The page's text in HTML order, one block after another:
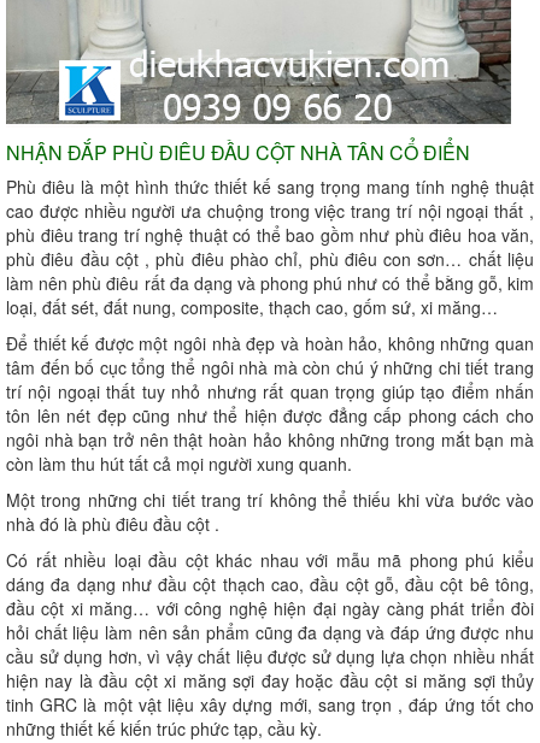
NHẬN ĐẮP PHÙ ĐIÊU ĐẦU CỘT NHÀ TÂN CỔ ĐIỂN
Phù điêu là một hình thức thiết kế sang trọng mang tính nghệ thuật
cao được nhiều người ưa chuộng trong việc trang trí nội ngoại thất ,
phù điêu trang trí nghệ thuật có thể bao gồm như phù điêu hoa văn,
phù điêu đầu cột , phù điêu phào chỉ, phù điêu con sơn… chất liệu
làm nên phù điêu rất đa dạng và phong phú như có thể bằng gỗ, kim
loại, đất sét, đất nung, composite, thạch cao, gốm sứ, xi măng…
Để thiết kế được một ngôi nhà đẹp và hoàn hảo, không những quan
tâm đến bố cục tổng thể ngôi nhà mà còn chú ý những chi tiết trang
trí nội ngoại thất tuy nhỏ nhưng rất quan trọng giúp tạo điểm nhấn
tôn lên nét đẹp cũng như thể hiện được đẳng cấp phong cách cho
ngôi nhà bạn trở nên thật hoàn hảo không những trong mắt bạn mà
còn làm thu hút tất cả mọi người xung quanh.
Một trong những chi tiết trang trí không thể thiếu khi vừa bước vào
nhà đó là phù điêu đầu cột .
Có rất nhiều loại đầu cột khác nhau với mẫu mã phong phú kiểu
dáng đa dạng như đầu cột thạch cao, đầu cột gỗ, đầu cột bê tông,
đầu cột xi măng… với công nghệ hiện đại ngày càng phát triển đòi
hỏi chất liệu làm nên sản phẩm cũng đa dạng và đáp ứng được nhu
cầu sử dụng hơn, vì vậy chất liệu được sử dụng lựa chọn nhiều nhất
hiện nay là đầu cột xi măng sợi đay hoặc đầu cột si măng sợi thủy
tinh GRC là một vật liệu xây dựng mới, sang trọn , đáp ứng tốt cho
những thiết kế kiến trúc phức tạp, cầu kỳ.